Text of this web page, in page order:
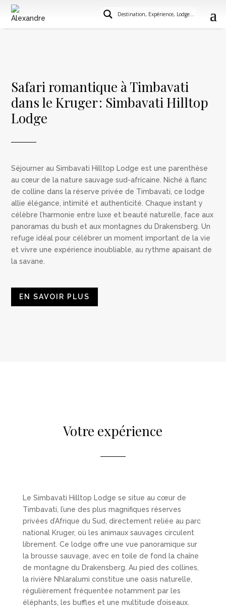
Safari romantique à Timbavati
dans le Kruger : Simbavati Hilltop
Lodge
Séjourner auSimbavati Hilltop Lodge est une parenthèse
au cœur de la nature sauvage sud-africaine. Niché à flanc
de colline dans la réserve privée de Timbavati , ce lodge
allie élégance, intimité et authenticité. Chaque instant y
célèbre l’harmonie entre luxe et beauté naturelle, face aux
panoramas du bush et aux montagnes du Drakensberg. Un
refuge idéal pour célébrer un moment important de la vie
et vivre une expérience inoubliable, au rythme apaisant de
la savane.
EN SAVOIR PLUS
Votre expérience
Le Simbavati Hilltop Lodge se situe au cœur de
Timbavati , l’une des plus magnifiques réserves
privées d’Afrique du Sud, directement reliée au parc
national Kruger, où les animaux sauvages circulent
librement. Ce lodge offre une vue panoramique sur
la brousse sauvage, avec en toile de fond la chaîne
de montagne du Drakensberg. Au pied des collines,
la rivière Nhlaralumi constitue une oasis naturelle,
régulièrement fréquentée notamment par les
éléphants, les buffles et une multitude d’oiseaux.